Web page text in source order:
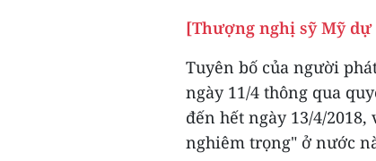
[Thượng nghị sỹ Mỹ
Tuyên bố của người
ngày 11/4 thông qua
đến hết ngày 13/4/
nghiêm trọng" ở nước